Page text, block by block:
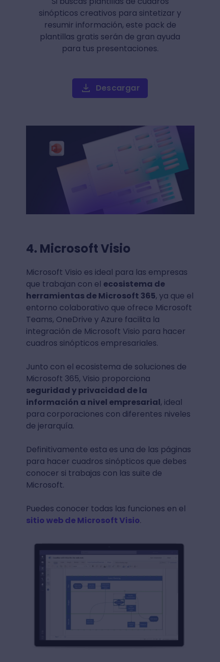
sinópticos creativos para sintetizar y
resumir información, este pack de
plantillas gratis serán de gran ayuda
para tus presentaciones.
Descargar
4. Microsoft Visio
Microsoft Visio es ideal para las empresas
que trabajan con el ecosistema de
herramientas de Microsoft 365, ya que el
entorno colaborativo que ofrece Microsoft
Teams, OneDrive y Azure facilita la
integración de Microsoft Visio para hacer
cuadros sinópticos empresariales.
Junto con el ecosistema de soluciones de
Microsoft 365, Visio proporciona
seguridad y privacidad de la
información a nivel empresarial, ideal
para corporaciones con diferentes niveles
de jerarquía.
Definitivamente esta es una de las páginas
para hacer cuadros sinópticos que debes
conocer si trabajas con las suite de
Microsoft.
Puedes conocer todas las funciones en el
sitio web de Microsoft Visio.